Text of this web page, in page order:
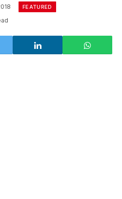
FEATURED